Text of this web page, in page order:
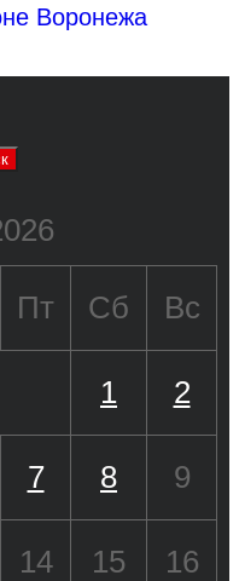
Воронежа
Пт Сб Вс
1 2
7 8 9
14 15 16